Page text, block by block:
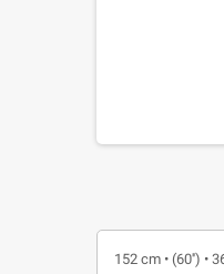
152 cm • (60'') •